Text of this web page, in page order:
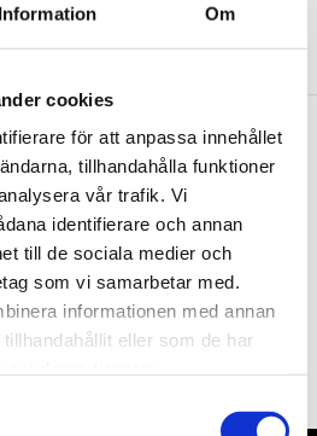
Information Om
cookies
för att anpassa innehållet
tillhandahålla funktioner
vår trafik. Vi
identifierare och annan
till de sociala medier och
som vi samarbetar med.
informationen med annan
eller som de har